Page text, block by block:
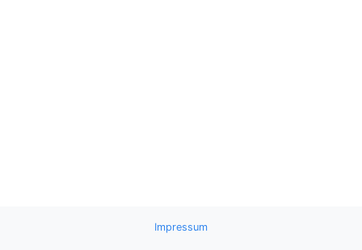
Impressum